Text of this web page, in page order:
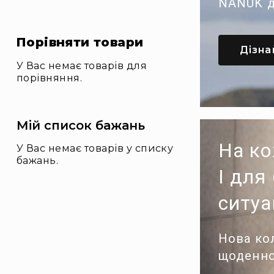
і
е
н
д
л
я
бі
NANUK
На
І для
Нова
Порівняти товари
У Вас немає товарів для
порівняння.
Мій список бажань
У Вас немає товарів у списку
бажань.